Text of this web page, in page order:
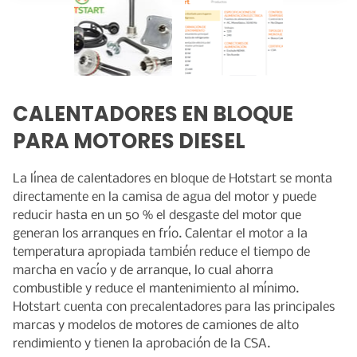
CATALOGO DE EQUIPOS
CALENTADORES EN BLOQUE
PARA MOTORES DIESEL
La línea de calentadores en bloque de Hotstart se monta
directamente en la camisa de agua del motor y puede
reducir hasta en un 50 % el desgaste del motor que
generan los arranques en frío. Calentar el motor a la
temperatura apropiada también reduce el tiempo de
marcha en vacío y de arranque, lo cual ahorra
combustible y reduce el mantenimiento al mínimo.
Hotstart cuenta con precalentadores para las principales
marcas y modelos de motores de camiones de alto
rendimiento y tienen la aprobación de la CSA.